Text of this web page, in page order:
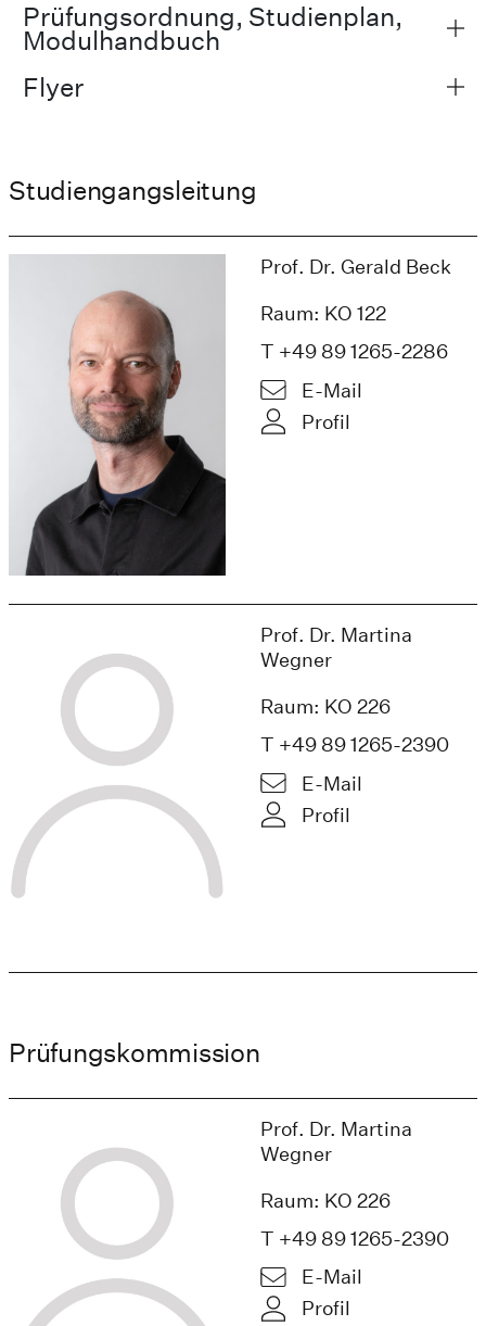
Prüfungsordnung, Studienplan,
Modulhandbuch
Flyer
Studiengangsleitung
Prof. Dr. Gerald Beck
Raum: KO 122
T +49 89 1265-2286
E-Mail
Profil
Prof. Dr. Martina
Wegner
Raum: KO 226
T +49 89 1265-2390
E-Mail
Profil
Prüfungskommission
Prof. Dr. Martina
Wegner
Raum: KO 226
T +49 89 1265-2390
E-Mail
Profil